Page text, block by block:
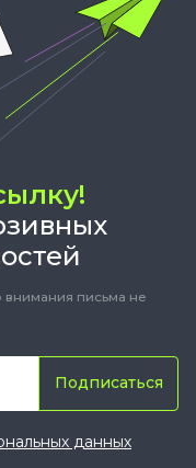
внимания письма не
Подписаться
данных